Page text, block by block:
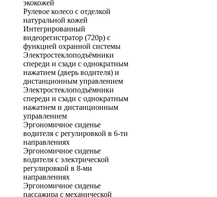
экокожей
Рулевое колесо с отделкой
натуральной кожей
Интегрированный
видеорегистратор (720p) с
функцией охранной системы
Электростеклоподъёмники
спереди и сзади с однократным
нажатием (дверь водителя) и
дистанционным управлением
Электростеклоподъёмники
спереди и сзади с однократным
нажатием и дистанционным
управлением
Эргономичное сиденье
водителя с регулировкой в 6-ти
направлениях
Эргономичное сиденье
водителя с электрической
регулировкой в 8-ми
направлениях
Эргономичное сиденье
пассажира с механической